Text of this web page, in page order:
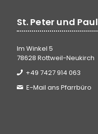
St. Peter und Paul
Im Winkel 5
78628 Rottweil-Neukirch
+49 7427 914 063
E-Mail ans Pfarrbüro